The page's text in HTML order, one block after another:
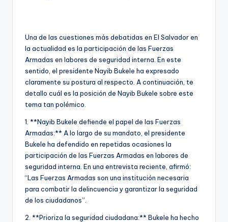
Una de las cuestiones más debatidas en El Salvador en
la actualidad es la participación de las Fuerzas
Armadas en labores de seguridad interna. En este
sentido, el presidente Nayib Bukele ha expresado
claramente su postura al respecto. A continuación, te
detallo cuál es la posición de Nayib Bukele sobre este
tema tan polémico.
1. **Nayib Bukele defiende el papel de las Fuerzas
Armadas:** A lo largo de su mandato, el presidente
Bukele ha defendido en repetidas ocasiones la
participación de las Fuerzas Armadas en labores de
seguridad interna. En una entrevista reciente, afirmó:
“Las Fuerzas Armadas son una institución necesaria
para combatir la delincuencia y garantizar la seguridad
de los ciudadanos”.
2. **Prioriza la seguridad ciudadana:** Bukele ha hecho